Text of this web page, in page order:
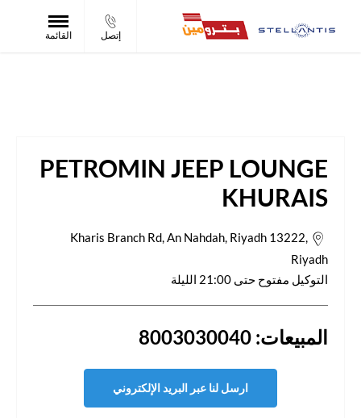
إتصل القائمة
PETROMIN JEEP LOUNGE
KHURAIS
Kharis Branch Rd, An Nahdah, Riyadh 13222,
Riyadh
التوكيل مفتوح حتى 21:00 الليلة
المبيعات: 8003030040
ارسل لنا عبر البريد الإلكتروني